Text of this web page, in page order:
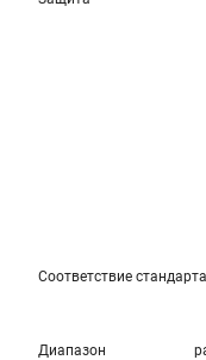
Соответствие
Диапазон